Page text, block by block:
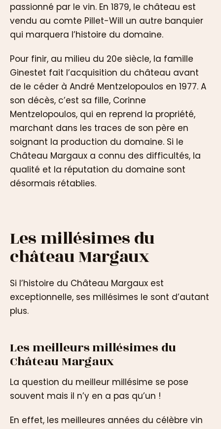
passionné par le vin. En 1879, le château est
vendu au comte Pillet-Will un autre banquier
qui marquera l’histoire du domaine.
Pour finir, au milieu du 20e siècle, la famille
Ginestet fait l’acquisition du château avant
de le céder à André Mentzelopoulos en 1977. A
son décès, c’est sa fille, Corinne
Mentzelopoulos, qui en reprend la propriété,
marchant dans les traces de son père en
soignant la production du domaine. Si le
Château Margaux a connu des difficultés, la
qualité et la réputation du domaine sont
désormais rétablies.
Les millésimes du
château Margaux
Si l’histoire du Château Margaux est
exceptionnelle, ses millésimes le sont d’autant
plus.
Les meilleurs millésimes du
Château Margaux
La question du meilleur millésime se pose
souvent mais il n’y en a pas qu’un !
En effet, les meilleures années du célèbre vin